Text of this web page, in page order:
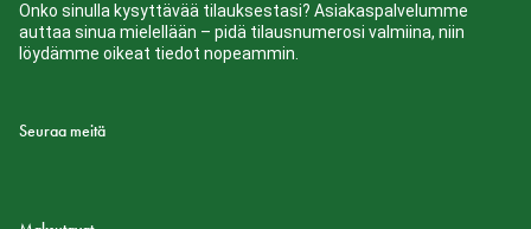
Onko sinulla kysyttävää tilauksestasi? Asiakaspalvelumme
auttaa sinua mielellään – pidä tilausnumerosi valmiina, niin
löydämme oikeat tiedot nopeammin.
Seuraa meitä